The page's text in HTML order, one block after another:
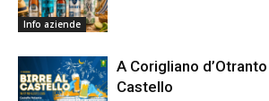
Info aziende
A Corigliano
Castello